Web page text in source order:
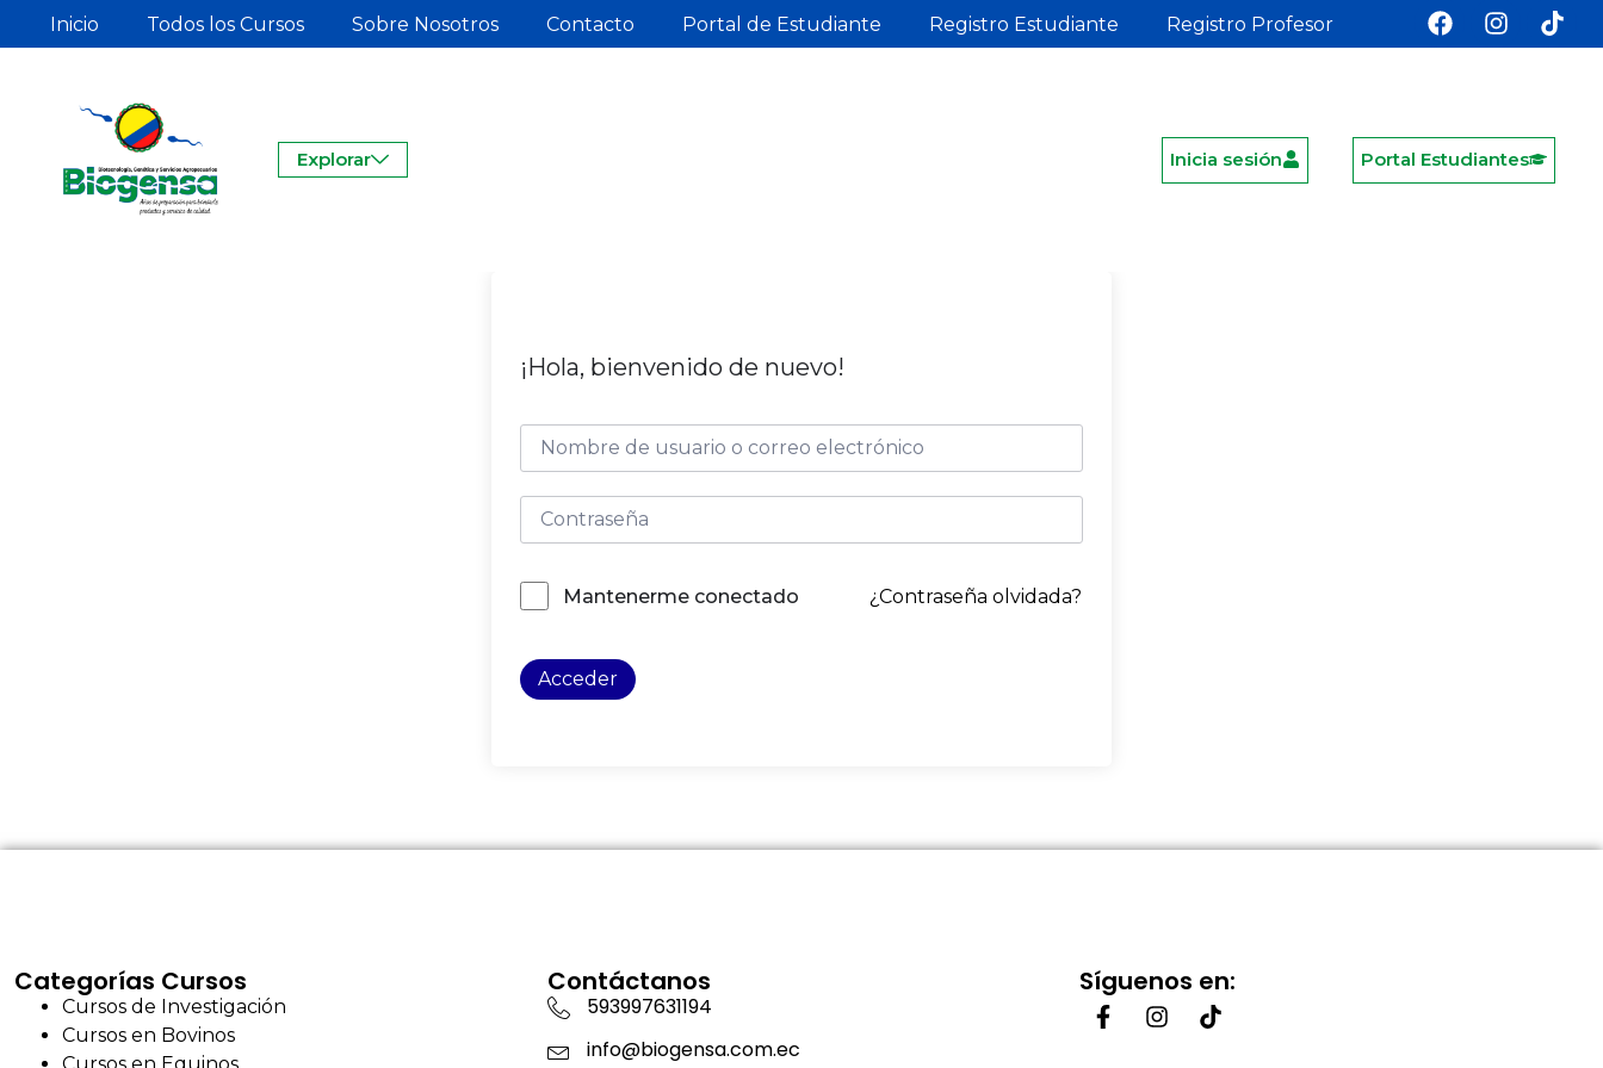
Inicio Todos los Cursos Sobre Nosotros Contacto Portal de Estudiante Registro Estudiante Registro Profesor
Explorar Inicia sesión Portal Estudiantes
¡Hola, bienvenido de nuevo!
Mantenerme conectado ¿Contraseña olvidada?
Acceder
Categorías Cursos
Cursos de Investigación
Cursos en Bovinos
Contáctanos
593997631194
info@biogensa.com.ec
Síguenos en: